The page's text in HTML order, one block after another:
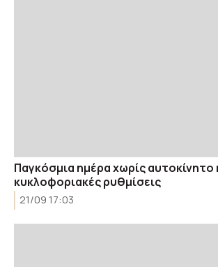
Παγκόσμια ημέρα χωρίς αυτοκίνητο
κυκλοφοριακές ρυθμίσεις
21/09 17:03